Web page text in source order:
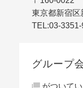
東京都新宿区
TEL:03-
グループ
がついて